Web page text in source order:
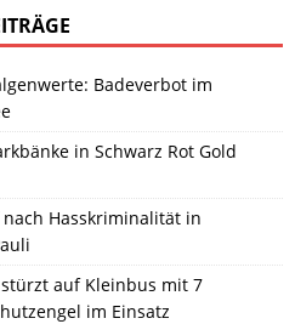
Badeverbot im
in Schwarz Rot Gold
Hasskriminalität in
auf Kleinbus mit 7
im Einsatz